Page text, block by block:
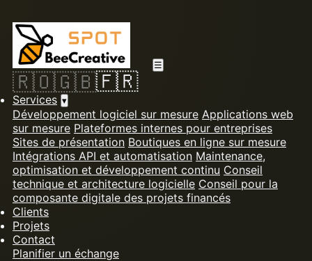
☰
🇷🇴🇬🇧🇫🇷
Services ▾
Développement logiciel sur mesure Applications web
sur mesure Plateformes internes pour entreprises
Sites de présentation Boutiques en ligne sur mesure
Intégrations API et automatisation Maintenance,
optimisation et développement continu Conseil
technique et architecture logicielle Conseil pour la
composante digitale des projets financés
Clients
Projets
Contact
Planifier un échange